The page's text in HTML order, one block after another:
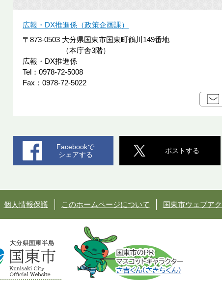
広報・DX推進係（政策企画課）
〒873-0503 大分県国東市国東町鶴川149番地
（本庁舎3階）
広報・DX推進係
Tel：0978-72-5008
Fax：0978-72-5022
Facebookで
シェアする
ポストする
個人情報保護 このホームページについて 国東市ウェブア